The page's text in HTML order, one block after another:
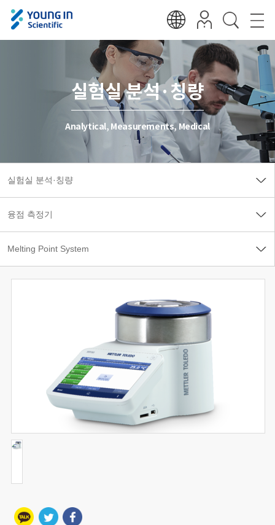
실험실 분석·칭량
Analytical, Measurements, Medical